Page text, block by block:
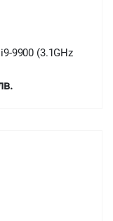
9900 (3.1GHz